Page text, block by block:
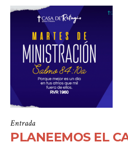
Entrada
PLANEEMOS EL